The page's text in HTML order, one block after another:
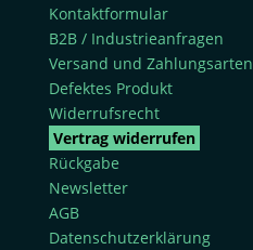
Kontaktformular
B2B / Industrieanfragen
Versand und Zahlungsarten
Defektes Produkt
Widerrufsrecht
Vertrag widerrufen
Rückgabe
Newsletter
AGB
Datenschutzerklärung